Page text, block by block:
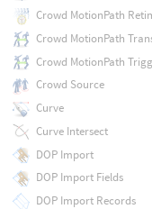
Crowd MotionPath
Crowd MotionPath
Crowd MotionPath
Crowd Source
Curve
Curve Intersect
DOP Import
DOP Import Fields
DOP Import Records